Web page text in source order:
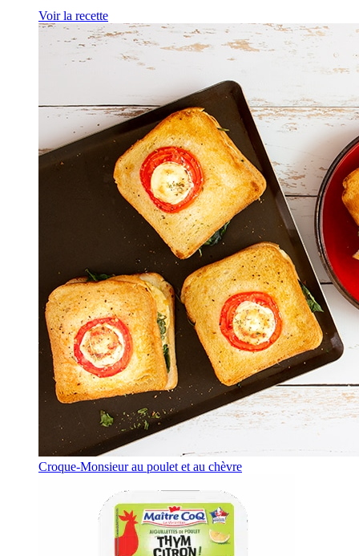
Voir la recette
Croque-Monsieur au poulet et au chèvre